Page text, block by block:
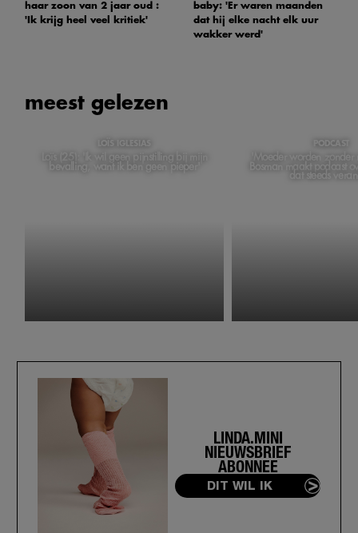
haar zoon van 2 jaar oud :
'Ik krijg heel veel kritiek'
baby: 'Er waren maanden
dat hij elke nacht elk uur
wakker werd'
meest gelezen
LOÏS IGLESIAS
Loïs (25): 'Ik wil geen pijnstilling bij mijn
bevalling, want ik ben geen pieper'
PODCAST
'Moeder worden zonder
Bosman maakt podcast
dat steeds
LINDA.MINI
NIEUWSBRIEF
ABONNEE
DIT WIL IK